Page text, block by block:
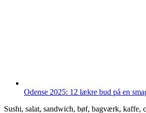
Odense 2025: 12 lækre bud på en
Sushi, salat, sandwich, bøf, bagværk, kaffe,